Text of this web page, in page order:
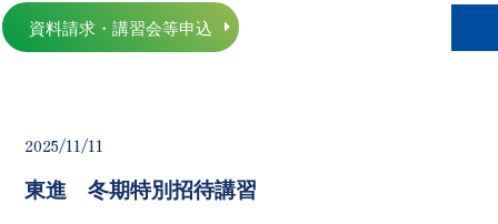
資料請求・講習会等申込
2025/11/11
東進 冬期特別招待講習